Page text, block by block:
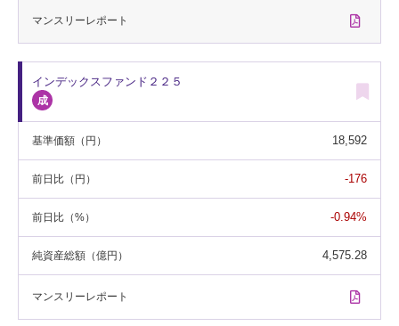
マンスリーレポート
インデックスファンド２２５
基準価額 （円） 18,592
前日比 （円） -176
前日比 （%） -0.94%
純資産総額 （億円） 4,575.28
マンスリーレポート